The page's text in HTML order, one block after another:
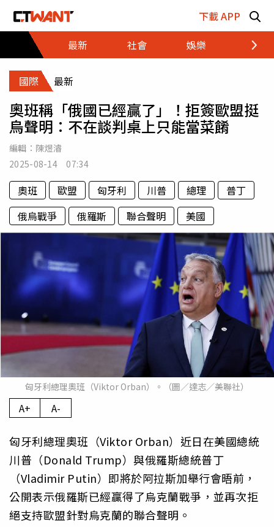
下載 APP
最新
社會 娛樂 財經
國際 最新
奧班稱「俄國已經贏了」！拒簽歐盟挺
烏聲明：不在談判桌上只能當菜餚
編輯： 陳煜濬
2025-08-14 07:34
奧班 歐盟 匈牙利 川普 總理
普丁
俄烏戰爭
俄羅斯 聯合聲明 美國
匈牙利總理奧班（Viktor Orban）。（圖／達志／美聯社）
A+ A-
匈牙利總理奧班（Viktor Orban）近日在美國總統
川普（Donald Trump）與俄羅斯總統普丁
（Vladimir Putin）即將於阿拉斯加舉行會晤前，
公開表示俄羅斯已經贏得了烏克蘭戰爭，並再次拒
絕支持歐盟針對烏克蘭的聯合聲明。